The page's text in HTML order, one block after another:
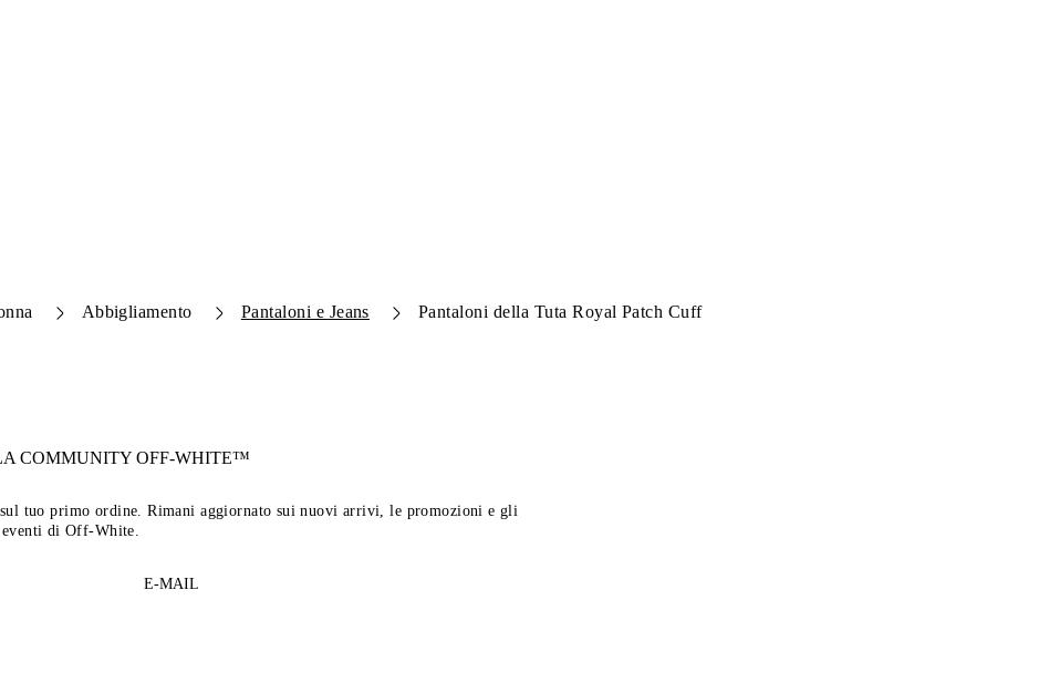
Abbigliamento Pantaloni e Jeans Pantaloni della Tuta Royal Patch Cuff
COMMUNITY OFF-WHITE™
tuo primo ordine. Rimani aggiornato sui nuovi arrivi, le promozioni e gli
eventi di Off-White.
E-MAIL